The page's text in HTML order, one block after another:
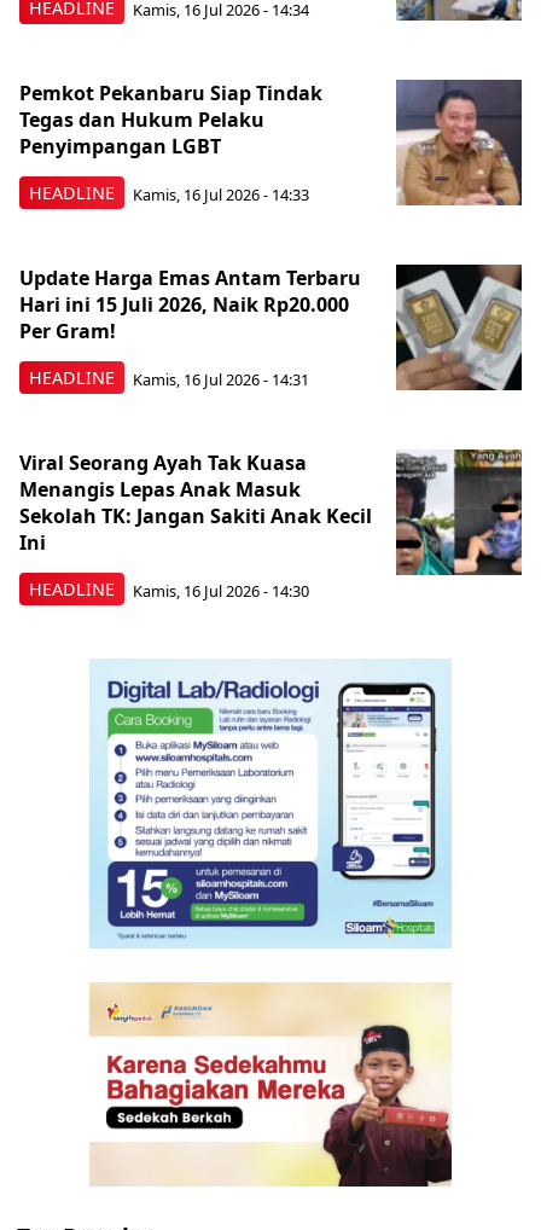
HEADLINE Kamis, 16 Jul 2026 - 14:34
HEADLINE
Pemkot Pekanbaru Siap Tindak
Tegas dan Hukum Pelaku
Penyimpangan LGBT
Kamis, 16 Jul 2026 - 14:33
HEADLINE
Update Harga Emas Antam Terbaru
Hari ini 15 Juli 2026, Naik Rp20.000
Per Gram!
Kamis, 16 Jul 2026 - 14:31
HEADLINE
Viral Seorang Ayah Tak Kuasa
Menangis Lepas Anak Masuk
Sekolah TK: Jangan Sakiti Anak Kecil
Ini
Kamis, 16 Jul 2026 - 14:30